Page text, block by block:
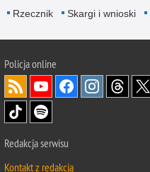
Rzecznik Skargi i wnioski
Policjaonline
Redakcja serwisu
Kontakt z redakcją